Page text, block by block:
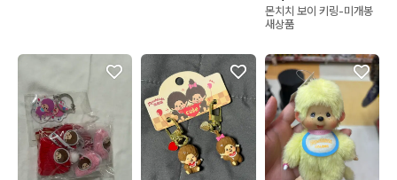
몬치치 보이 키링-미개봉
새상품